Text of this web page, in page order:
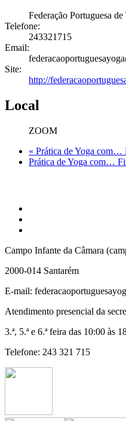
Federação Portuguesa de
Telefone:
243321715
Email:
Site:
http://
Local
ZOOM
« Prática de Yoga com…
Prática de Yoga com…
Campo Infante da Câmara
2000-014 Santarém
E-mail:
Atendimento presencial da
3.ª, 5.ª e 6.ª feira das 10:00 às
Telefone: 243 321 715